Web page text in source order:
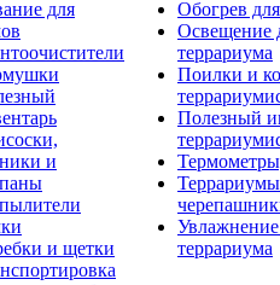
для
и
и щетки
Обогрев
Освещение
террариума
Поилки и
Полезный
террариума